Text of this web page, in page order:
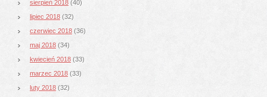
sierpień 2018 (40)
lipiec 2018 (32)
czerwiec 2018 (36)
maj 2018 (34)
kwiecień 2018 (33)
marzec 2018 (33)
luty 2018 (32)